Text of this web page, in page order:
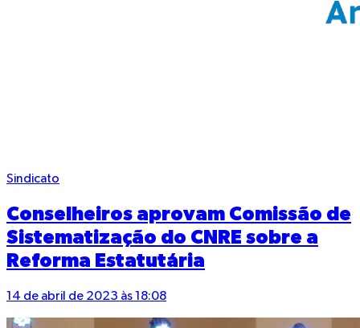
Sindicato
Conselheiros aprovam Comissão de
Sistematização do CNRE sobre a
Reforma Estatutária
14 de abril de 2023 às 18:08